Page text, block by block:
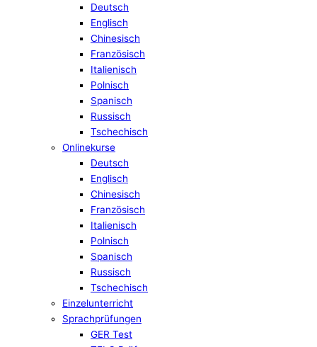
Deutsch
Englisch
Chinesisch
Französisch
Italienisch
Polnisch
Spanisch
Russisch
Tschechisch
Onlinekurse
Deutsch
Englisch
Chinesisch
Französisch
Italienisch
Polnisch
Spanisch
Russisch
Tschechisch
Einzelunterricht
Sprachprüfungen
GER Test